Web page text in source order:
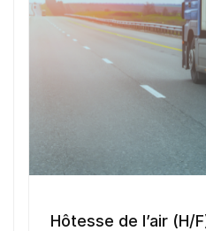
Numéro de
Sélectionner une
Hôtesse de l’air (H/